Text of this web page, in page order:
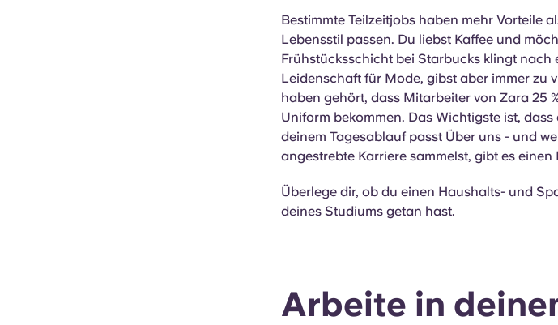
Bestimmte Teilzeitjobs haben mehr Vorteile
Lebensstil passen. Du liebst Kaffee und
Frühstücksschicht bei Starbucks klingt nach
Leidenschaft für Mode, gibst aber immer zu
haben gehört, dass Mitarbeiter von Zara 25
Uniform bekommen. Das Wichtigste ist,
deinem Tagesablauf passt Über uns - und
angestrebte Karriere sammelst, gibt es einen
Überlege dir, ob du einen Haushalts- und
deines Studiums getan hast.
Arbeite in